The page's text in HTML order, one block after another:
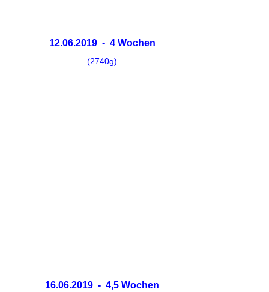
12.06.2019 - 4 Wochen
(2740g)
16.06.2019 - 4,5 Wochen